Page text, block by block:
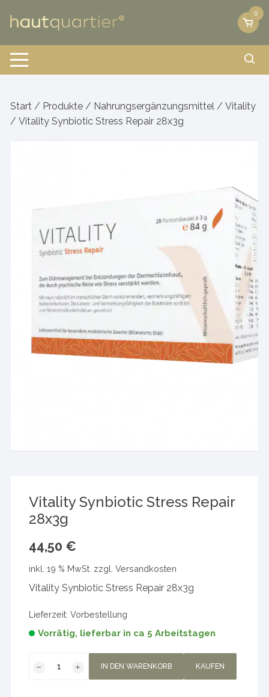
Inhalt
0
Start / Produkte / Nahrungsergänzungsmittel /Vitality
/ Vitality Synbiotic Stress Repair 28x3g
Vitality Synbiotic Stress Repair
28x3g
44,50 €
inkl. 19 % MwSt. zzgl.Versandkosten
Vitality Synbiotic Stress Repair 28x3g
Lieferzeit:Vorbestellung
Vorrätig, lieferbar in ca 5 Arbeitstagen
IN DEN WARENKORB KAUFEN